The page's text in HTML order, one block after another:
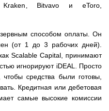
Bitvavo и eToro,
способом оплаты. Он
(от 1 до 3 рабочих дней).
Scalable Capital, принимают
игнорируют iDEAL. Просто
средства были готовы,
Кредитная или дебетовая
самые высокие комиссии